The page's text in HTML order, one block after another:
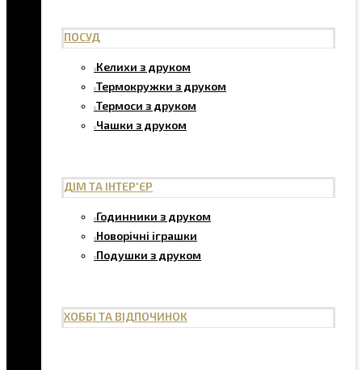
ПОСУД
Келихи з друком
Термокружки з друком
Термоси з друком
Чашки з друком
ДІМ ТА ІНТЕР'ЄР
Годинники з друком
Новорічні іграшки
Подушки з друком
ХОББІ ТА ВІДПОЧИНОК